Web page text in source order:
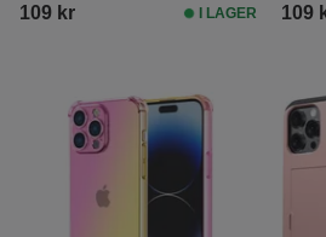
109 kr I LAGER 109